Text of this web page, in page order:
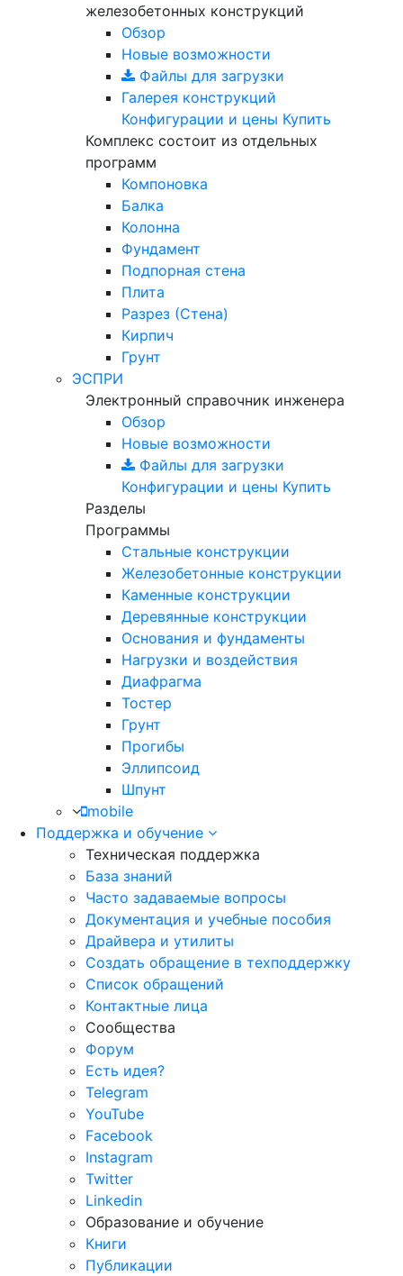
железобетонных конструкций
Обзор
Новые возможности
Файлы для загрузки
Галерея конструкций
Конфигурации и цены Купить
Комплекс состоит из отдельных
программ
Компоновка
Балка
Колонна
Фундамент
Подпорная стена
Плита
Разрез (Стена)
Кирпич
Грунт
ЭСПРИ
Электронный справочник инженера
Обзор
Новые возможности
Файлы для загрузки
Конфигурации и цены Купить
Разделы
Программы
Стальные конструкции
Железобетонные конструкции
Каменные конструкции
Деревянные конструкции
Основания и фундаменты
Нагрузки и воздействия
Диафрагма
Тостер
Грунт
Прогибы
Эллипсоид
Шпунт
mobile
Поддержка и обучение
Техническая поддержка
База знаний
Часто задаваемые вопросы
Документация и учебные пособия
Драйвера и утилиты
Создать обращение в техподдержку
Список обращений
Контактные лица
Сообщества
Форум
Есть идея?
Telegram
YouTube
Facebook
Instagram
Twitter
Linkedin
Образование и обучение
Книги
Публикации